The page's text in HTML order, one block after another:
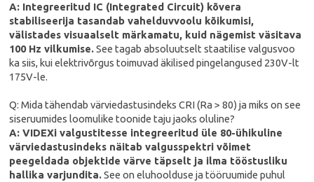
A: Integreeritud IC (Integrated Circuit) kõvera
stabiliseerija tasandab vahelduvvoolu kõikumisi,
välistades visuaalselt märkamatu, kuid nägemist väsitava
100 Hz vilkumise.See tagab absoluutselt staatilise valgusvoo
ka siis, kui elektrivõrgus toimuvad äkilised pingelangused 230V-lt
175V-le.
Q: Mida tähendab värviedastusindeks CRI (Ra > 80) ja miks on see
siseruumides loomulike toonide taju jaoks oluline?
A: VIDEXi valgustitesse integreeritud üle 80-ühikuline
värviedastusindeks näitab valgusspektri võimet
peegeldada objektide värve täpselt ja ilma tööstusliku
hallika varjundita.See on eluhoolduse ja tööruumide puhul